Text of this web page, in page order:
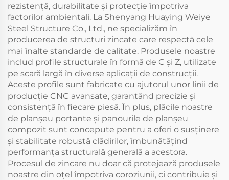
rezistență, durabilitate și protecție împotriva
factorilor ambientali. La Shenyang Huaying Weiye
Steel Structure Co., Ltd., ne specializăm în
producerea de structuri zincate care respectă cele
mai înalte standarde de calitate. Produsele noastre
includ profile structurale în formă de C și Z, utilizate
pe scară largă în diverse aplicații de construcții.
Aceste profile sunt fabricate cu ajutorul unor linii de
producție CNC avansate, garantând precizie și
consistență în fiecare piesă. În plus, plăcile noastre
de planșeu portante și panourile de planșeu
compozit sunt concepute pentru a oferi o susținere
și stabilitate robustă clădirilor, îmbunătățind
performanța structurală generală a acestora.
Procesul de zincare nu doar că protejează produsele
noastre din oțel împotriva coroziunii, ci contribuie și